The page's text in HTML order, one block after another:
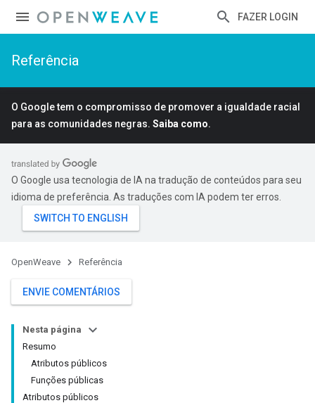
FAZER LOGIN
Referência
O Google tem o compromisso de promover a igualdade racial
para as comunidades negras. Saiba como.
O Google usa tecnologia de IA na tradução de conteúdos para seu
idioma de preferência. As traduções com IA podem ter erros.
OpenWeave Referência
ENVIE COMENTÁRIOS
Nesta página
Resumo
Atributos públicos
Funções públicas
Atributos públicos